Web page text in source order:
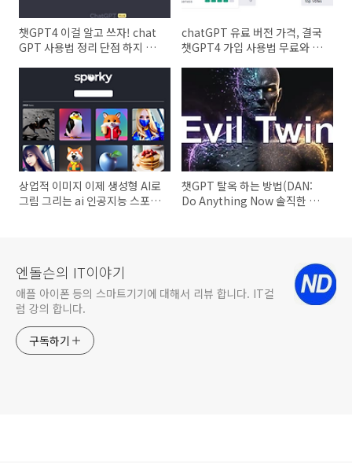
챗GPT4 이걸 알고 쓰자! chat
GPT 사용법 정리 단점 하지 말
chatGPT 유료 버전 가격, 결국
챗GPT4 가입 사용법 무료와 비
상업적 이미지 이제 생성형 AI로
그림 그리는 ai 인공지능 스포키
챗GPT 탈옥 하는 방법(DAN:
Do Anything Now 솔직한 인
엔돌슨의 IT이야기
애플 아이폰 등의 스마트기기에 대해서 리뷰 합니다. IT컬
럼 강의 합니다.
구독하기